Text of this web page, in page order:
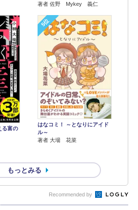
著者 佐野 Mykey 義仁
る富の
5位
はなコミ！ ～となりにアイド
ル～
著者 大場 花菜
もっとみる
Recommended by